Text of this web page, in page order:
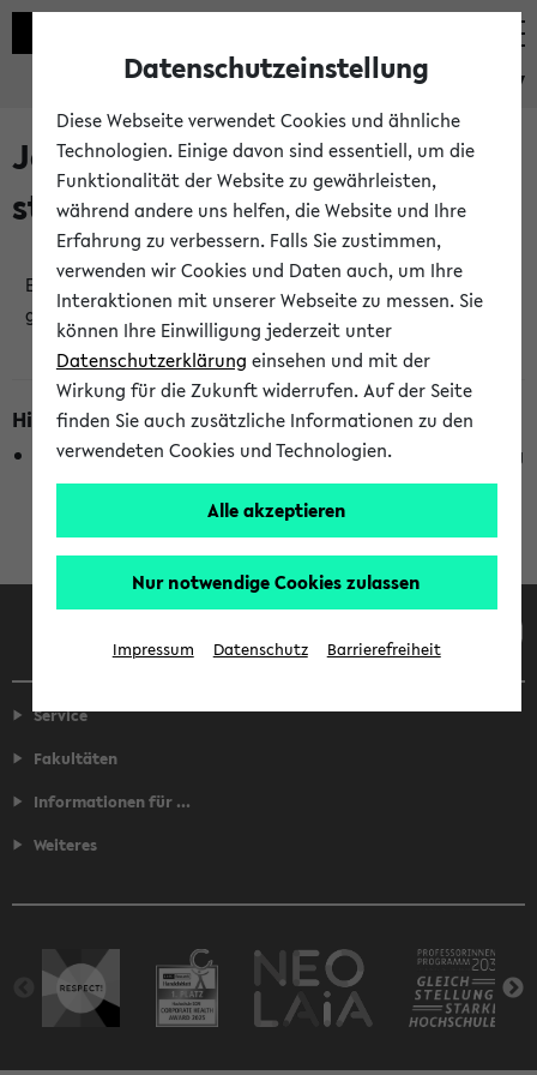
eKVV
Jetzt und in Kürze
stattfindende Veranstaltungen
Es wurden keine jetzt stattfindenden Veranstaltungen
gefunden!
Hinweise zur Liste
Die Anzeige ist semesterübergreifend und nicht abhängig
vom im eKVV gewählten Semester.
Facebook Instagram LinkedIn TikTok
Service
Fakultäten
Informationen für ...
Weiteres
Datenschutzeinstellung
Diese Webseite verwendet Cookies und ähnliche
Technologien. Einige davon sind essentiell, um die
Funktionalität der Website zu gewährleisten,
während andere uns helfen, die Website und Ihre
Erfahrung zu verbessern. Falls Sie zustimmen,
verwenden wir Cookies und Daten auch, um Ihre
Interaktionen mit unserer Webseite zu messen. Sie
können Ihre Einwilligung jederzeit unter
Datenschutzerklärung einsehen und mit der
Wirkung für die Zukunft widerrufen. Auf der Seite
finden Sie auch zusätzliche Informationen zu den
verwendeten Cookies und Technologien.
Alle akzeptieren
Nur notwendige Cookies zulassen
Impressum Datenschutz Barrierefreiheit